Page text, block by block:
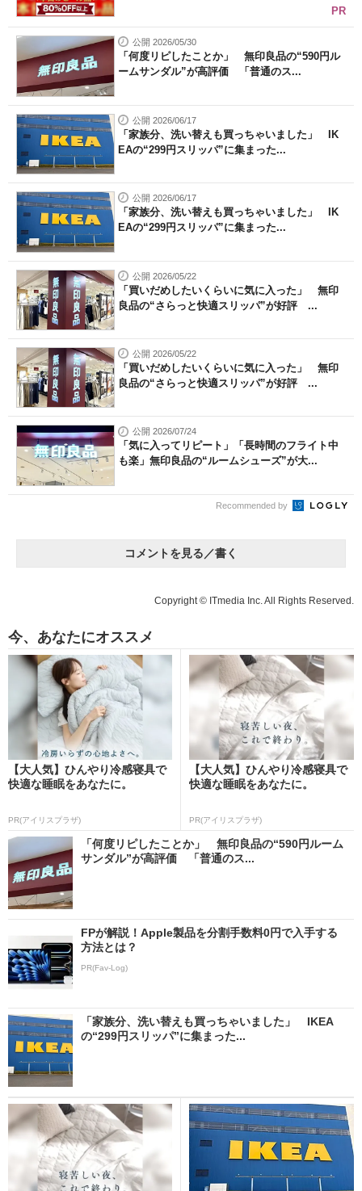
建設×テクノロジーの最前線
ちょっと気になるネットの話題
PR
公開 2026/05/30
「何度リピしたことか」 無印良品の“590円ル
ームサンダル”が高評価 「普通のス...
公開 2026/06/17
「家族分、洗い替えも買っちゃいました」 IK
EAの“299円スリッパ”に集まった...
公開 2026/06/17
「家族分、洗い替えも買っちゃいました」 IK
EAの“299円スリッパ”に集まった...
公開 2026/05/22
「買いだめしたいくらいに気に入った」 無印
良品の“さらっと快適スリッパ”が好評 ...
公開 2026/05/22
「買いだめしたいくらいに気に入った」 無印
良品の“さらっと快適スリッパ”が好評 ...
公開 2026/07/24
「気に入ってリピート」「長時間のフライト中
も楽」無印良品の“ルームシューズ”が大...
Recommended by
コメントを見る／書く
Copyright © ITmedia Inc. All Rights Reserved.
今、あなたにオススメ
【大人気】ひんやり冷感寝具で
快適な睡眠をあなたに。
PR(アイリスプラザ)
【大人気】ひんやり冷感寝具で
快適な睡眠をあなたに。
PR(アイリスプラザ)
「何度リピしたことか」 無印良品の“590円ルーム
サンダル”が高評価 「普通のス...
FPが解説！Apple製品を分割手数料0円で入手する
方法とは？
PR(Fav-Log)
「家族分、洗い替えも買っちゃいました」 IKEA
の“299円スリッパ”に集まった...